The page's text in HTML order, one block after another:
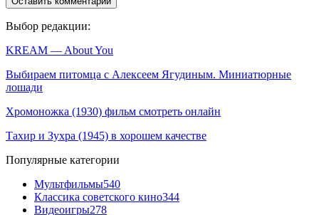
Выбор редакции:
KREAM — About You
Выбираем питомца с Алексеем Ягудиным. Миниатюрные
лошади
Хромоножка (1930) фильм смотреть онлайн
Тахир и Зухра (1945) в хорошем качестве
Популярные категории
Мультфильмы540
Классика советского кино344
Видеоигры278